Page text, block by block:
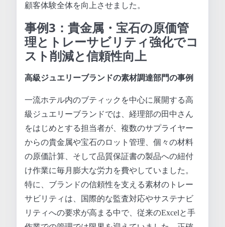
顧客体験全体を向上させました。
事例3：貴金属・宝石の原価管
理とトレーサビリティ強化でコ
スト削減と信頼性向上
高級ジュエリーブランドの素材調達部門の事例
一流ホテル内のブティックを中心に展開する高
級ジュエリーブランドでは、経理部の田中さん
をはじめとする担当者が、複数のサプライヤー
からの貴金属や宝石のロット管理、個々の材料
の原価計算、そして品質保証書の製品への紐付
け作業に毎月膨大な労力を費やしていました。
特に、ブランドの信頼性を支える素材のトレー
サビリティは、国際的な監査対応やサステナビ
リティへの要求が高まる中で、従来のExcelと手